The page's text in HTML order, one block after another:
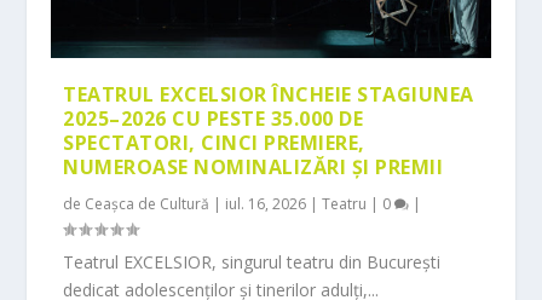
TEATRUL EXCELSIOR ÎNCHEIE STAGIUNEA
2025–2026 CU PESTE 35.000 DE
SPECTATORI, CINCI PREMIERE,
NUMEROASE NOMINALIZĂRI ȘI PREMII
de Ceașca de Cultură | iul. 16, 2026 |Teatru | 0 |
Teatrul EXCELSIOR, singurul teatru din București
dedicat adolescenților și tinerilor adulți,...